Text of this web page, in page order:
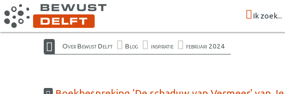
Ik zoek...
Over Bewust Delft Blog inspiratie februari 2024